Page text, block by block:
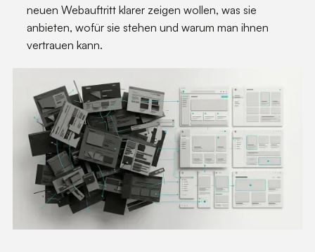
neuen Webauftritt klarer zeigen wollen, was sie
anbieten, wofür sie stehen und warum man ihnen
vertrauen kann.